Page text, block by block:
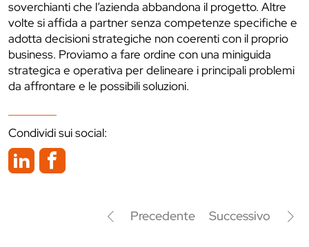
soverchianti che l’azienda abbandona il progetto. Altre
volte si affida a partner senza competenze specifiche e
adotta decisioni strategiche non coerenti con il proprio
business. Proviamo a fare ordine con una miniguida
strategica e operativa per delineare i principali problemi
da affrontare e le possibili soluzioni.
Condividi sui social:
Precedente Successivo